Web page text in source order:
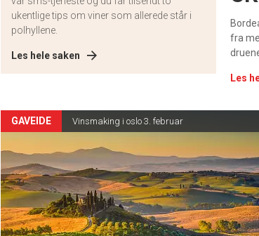
fra
Les
GAVEIDE Vinsmaking i oslo 3. februar
ukentlige tips om viner som allerede står i
polhyllene.
Les hele saken